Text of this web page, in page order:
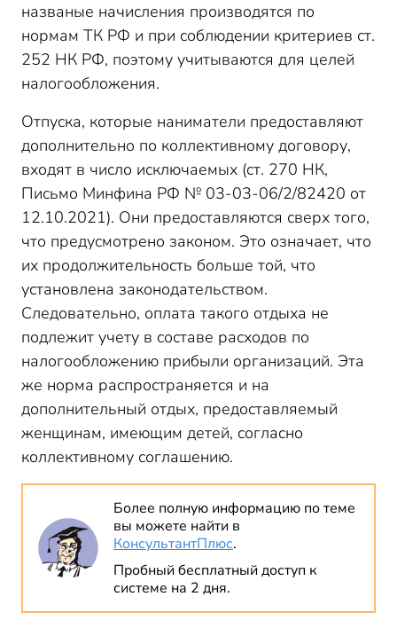
названые начисления производятся по
нормам ТК РФ и при соблюдении критериев ст.
252 НК РФ, поэтому учитываются для целей
налогообложения.
Отпуска, которые наниматели предоставляют
дополнительно по коллективному договору,
входят в число исключаемых (ст. 270 НК,
Письмо Минфина РФ № 03-03-06/2/82420 от
12.10.2021). Они предоставляются сверх того,
что предусмотрено законом. Это означает, что
их продолжительность больше той, что
установлена законодательством.
Следовательно, оплата такого отдыха не
подлежит учету в составе расходов по
налогообложению прибыли организаций. Эта
же норма распространяется и на
дополнительный отдых, предоставляемый
женщинам, имеющим детей, согласно
коллективному соглашению.
Более полную информацию по теме
вы можете найти в
КонсультантПлюс.
Пробный бесплатный доступ к
системе на 2 дня.